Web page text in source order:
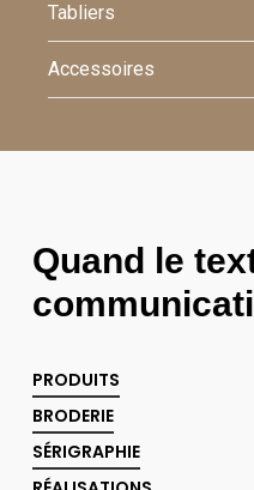
Tabliers
Accessoires
Quand le
PRODUITS
BRODERIE
SÉRIGRAPHIE